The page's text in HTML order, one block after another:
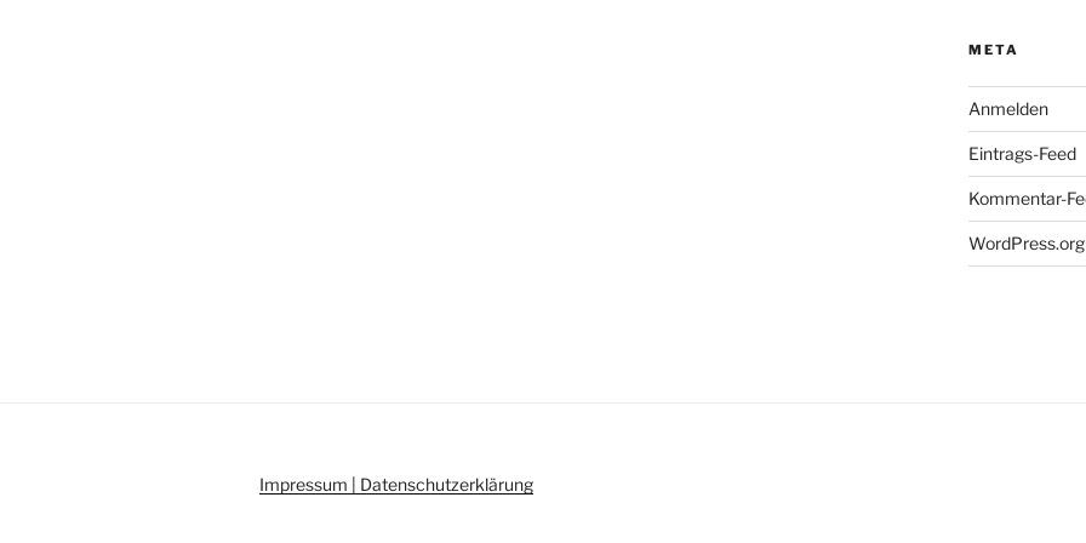
META
Anmelden
Eintrags-Feed
Kommentar-
WordPress.org
Impressum | Datenschutzerklärung